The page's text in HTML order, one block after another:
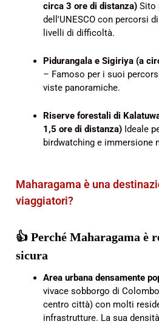
circa 3 ore di distanza) Sito
dell'UNESCO con percorsi
livelli di difficoltà.
Pidurangala e Sigiriya (a
– Famoso per i suoi
viste panoramiche.
Riserve forestali di
1,5 ore di distanza) Ideale
birdwatching e immersione
Maharagama è una
viaggiatori?
👍 Perché Maharagama è
sicura
Area urbana densamente
vivace sobborgo di
centro città) con molti
infrastrutture. La sua